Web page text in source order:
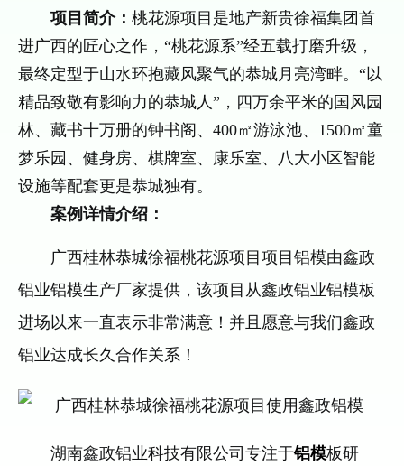
项目简介： 桃花源项目是地产新贵徐福集团首
进广西的匠心之作，“桃花源系”经五载打磨升级，
最终定型于山水环抱藏风聚气的恭城月亮湾畔。“以
精品致敬有影响力的恭城人”，四万余平米的国风园
林、藏书十万册的钟书阁、400㎡游泳池、1500㎡童
梦乐园、健身房、棋牌室、康乐室、八大小区智能
设施等配套更是恭城独有。
案例详情介绍：
广西桂林恭城徐福桃花源项目项目铝模由鑫政
铝业铝模生产厂家提供，该项目从鑫政铝业铝模板
进场以来一直表示非常满意！并且愿意与我们鑫政
铝业达成长久合作关系！
湖南鑫政铝业科技有限公司专注于铝模板研